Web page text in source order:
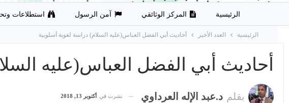
الرئيسية المركز الوثائقي آمن الرسول استطلاعات
الرئيسية العدد الأخير أحاديث أبي الفضل العباس(عليه السلام) دراسة لغوية أسلوبية
أحاديث أبي الفضل العباس(عليه
بقلم د.عبد الإله العرداوي نشرت في أكتوبر 13, 2018